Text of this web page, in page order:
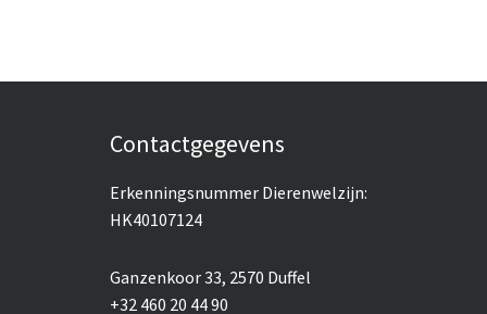
Contactgegevens
Erkenningsnummer Dierenwelzijn:
HK40107124
Ganzenkoor 33, 2570 Duffel
+32 460 20 44 90